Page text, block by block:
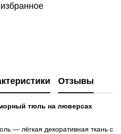
Отзывы
тюль на люверсах
— лёгкая декоративная ткань с